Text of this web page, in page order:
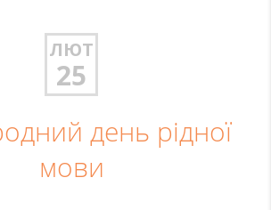
ЛЮТ
25
день рідної
мови